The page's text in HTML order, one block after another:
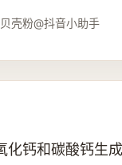
壳粉@抖音小助手
钙和碳酸钙生